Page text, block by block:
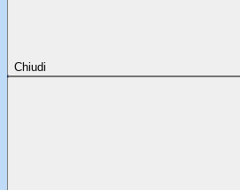
Chiudi